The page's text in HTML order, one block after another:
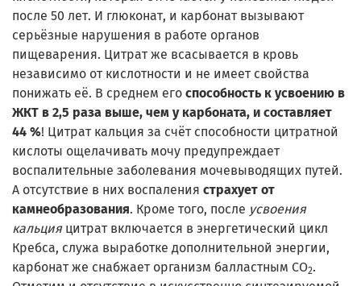
после 50 лет. И глюконат, и карбонат вызывают
серьёзные нарушения в работе органов
пищеварения. Цитрат же всасывается в кровь
независимо от кислотности и не имеет свойства
понижать её. В среднем его способность к усвоению в
ЖКТ в 2,5 раза выше, чем у карбоната, и составляет
44 %! Цитрат кальция за счёт способности цитратной
кислоты ощелачивать мочу предупреждает
воспалительные заболевания мочевыводящих путей.
А отсутствие в них воспаления страхует от
камнеобразования. Кроме того, после усвоения
кальцияцитрат включается в энергетический цикл
Кребса, служа выработке дополнительной энергии,
карбонат же снабжает организм балластным СО2.